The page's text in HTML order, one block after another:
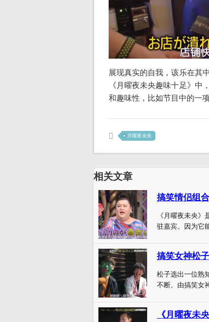
展现真实的自我，该乐在其
《月曜夜未央趣味十足》
和趣味性，比如节目中的一
月曜夜未央
相关文章
搞笑情侣组
《月曜夜未央
驻嘉宾。因为它
搞笑女神松
松子选出一位熟
不断。由搞笑女
《月曜夜未